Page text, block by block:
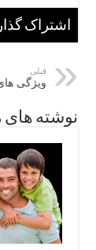
اشتراک
قبلی
ویژگی
نوشته های